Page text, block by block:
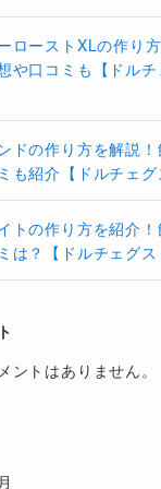
ローストXLの作り方
や口コミも【ドルチ
ドの作り方を解説
も紹介【ドルチェグ
トの作り方を紹介！
は？【ドルチェグス
ントはありません。